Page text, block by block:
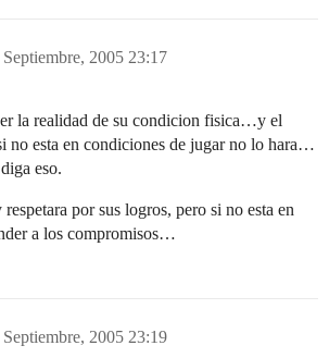
Septiembre, 2005 23:17
la realidad de su condicion fisica…y el
no esta en condiciones de jugar no lo hara…
eso.
por sus logros, pero si no esta en
a los compromisos…
Septiembre, 2005 23:19